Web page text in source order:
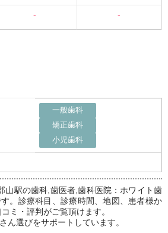
- -
一般歯科
矯正歯科
小児歯科
山駅の歯科,歯医者,歯科医院：ホワイト歯
。診療科目、診療時間、地図、患者様か
ミ・評判がご覧頂けます。
ん選びをサポートしています。